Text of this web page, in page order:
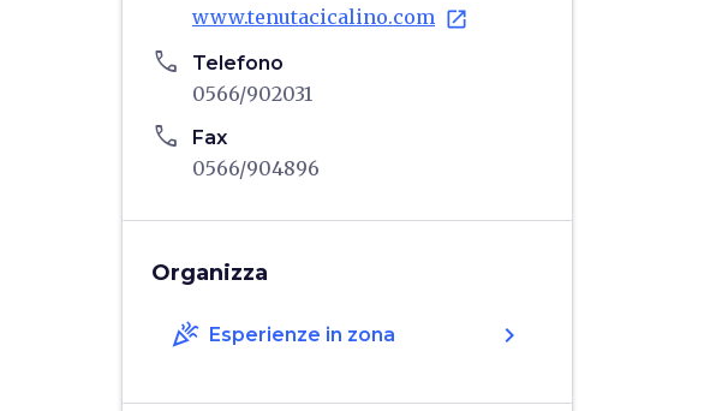
www.tenutacicalino.com open_in_new
phone Telefono
0566/902031
phone Fax
0566/904896
Organizza
celebration Esperienze in zona chevron_right